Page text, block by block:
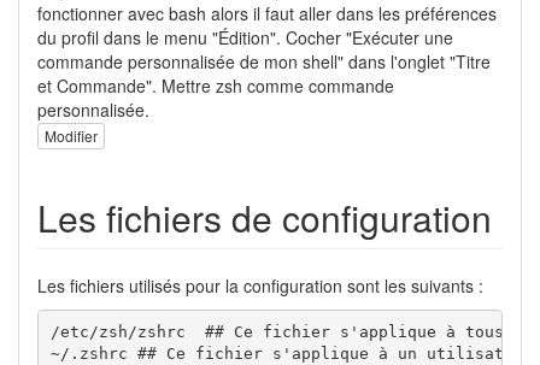
fonctionner avec bash alors il faut aller dans les préférences
du profil dans le menu "Édition". Cocher "Exécuter une
commande personnalisée de mon shell" dans l'onglet "Titre
et Commande". Mettre zsh comme commande
personnalisée.
Modifier
Les fichiers de configuration
Les fichiers utilisés pour la configuration sont les suivants :
/etc/zsh/zshrc  ## Ce fichier s'applique à tous
~/.zshrc ## Ce fichier s'applique à un utilisateur